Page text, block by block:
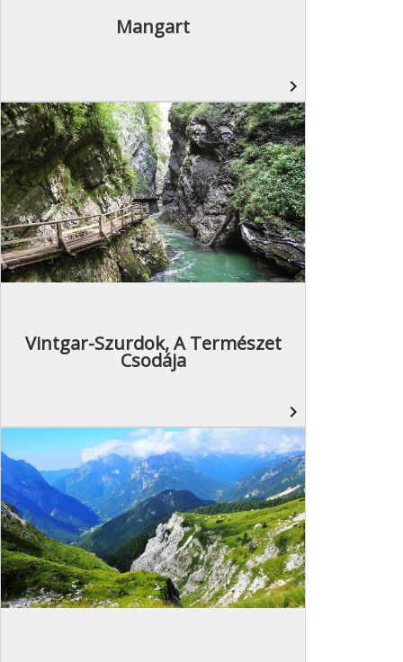
Mangart
navigate_next
Vintgar-Szurdok, A Természet
Csodája
navigate_next